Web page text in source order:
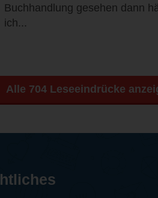
Buchhandlung gesehen dann
ich...
Alle 704 Leseeindrücke